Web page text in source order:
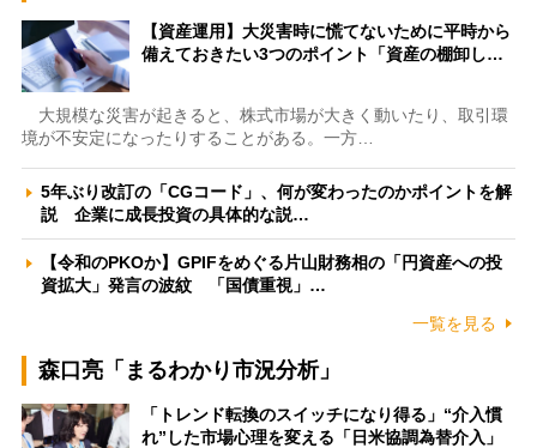
【資産運用】大災害時に慌てないために平時から
備えておきたい3つのポイント「資産の棚卸し…
大規模な災害が起きると、株式市場が大きく動いたり、取引環
境が不安定になったりすることがある。一方…
5年ぶり改訂の「CGコード」、何が変わったのかポイントを解
説 企業に成長投資の具体的な説…
【令和のPKOか】GPIFをめぐる片山財務相の「円資産への投
資拡大」発言の波紋 「国債重視」…
一覧を見る
森口亮「まるわかり市況分析」
「トレンド転換のスイッチになり得る」“介入慣
れ”した市場心理を変える「日米協調為替介入」